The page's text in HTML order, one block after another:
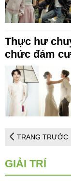
Thực hư
chức đám
TRANG TRƯỚC
GIẢI TRÍ